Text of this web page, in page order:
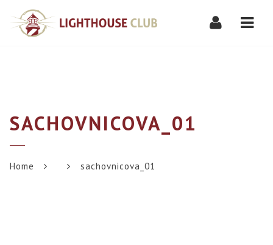
SACHOVNICOVA_01
Home sachovnicova_01